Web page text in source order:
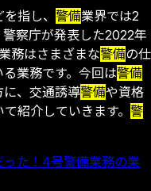
指し、 警備業界では2
察庁が発表した2022年
業務はさまざまな警備の仕
業務です。今回は警備
に、交通誘導警備や資格
紹介していきます。 警
た！4号警備業務の業